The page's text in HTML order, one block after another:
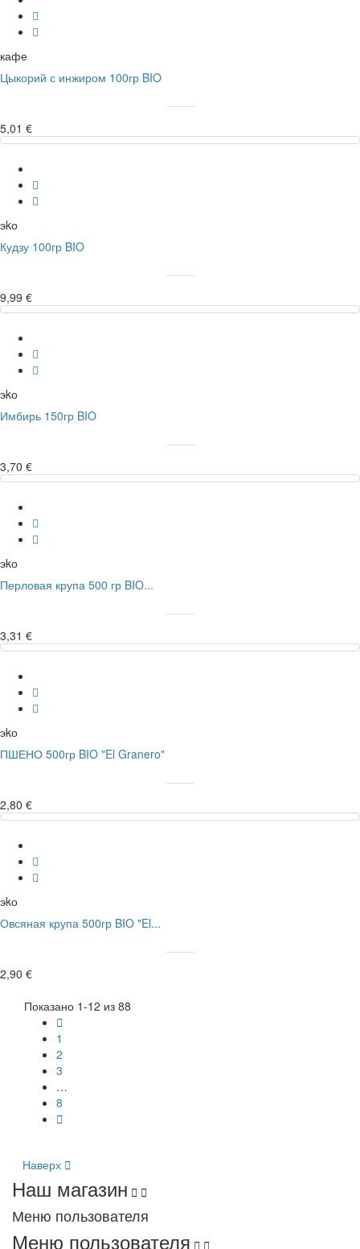
кафе
Цыкорий с инжиром 100гр BIO
5,01 €
эkо
Кудзу 100гр BIO
9,99 €
эkо
Имбирь 150гр BIO
3,70 €
эkо
Перловая крупа 500 гр BIO...
3,31 €
эkо
ПШЕНО 500гр BIO "El Granero"
2,80 €
эkо
Овсяная крупа 500гр BIO "El...
2,90 €
Показано 1-12 из 88

1
2
3
…
8

Наверх 
Наш магазин  
Меню пользователя
Меню пользователя  